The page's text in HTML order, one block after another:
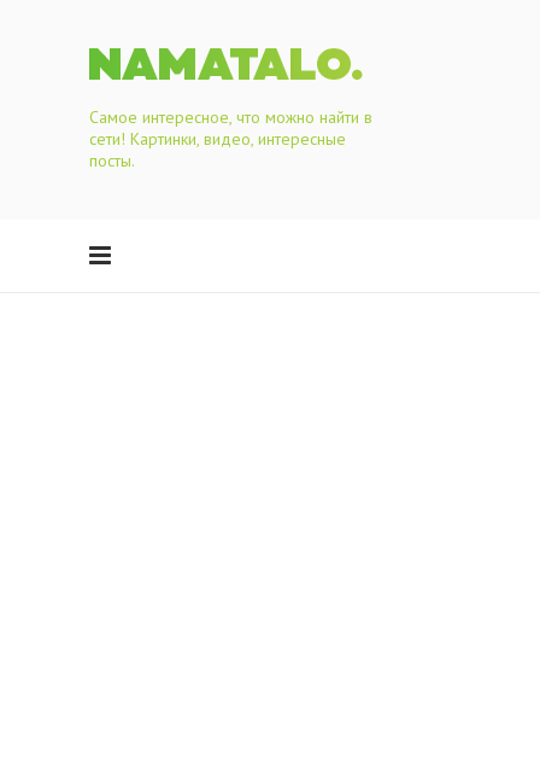
Самое интересное, что можно найти в
сети! Картинки, видео, интересные
посты.